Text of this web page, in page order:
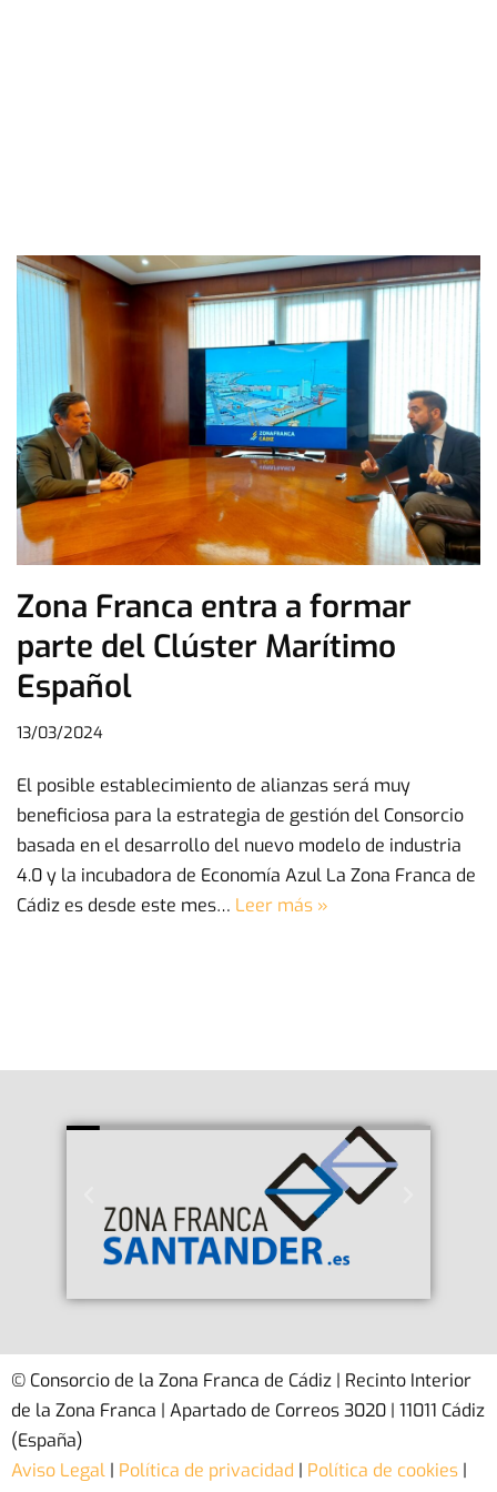
Zona Franca entra a formar
parte del Clúster Marítimo
Español
13/03/2024
El posible establecimiento de alianzas será muy
beneficiosa para la estrategia de gestión del Consorcio
basada en el desarrollo del nuevo modelo de industria
4.0 y la incubadora de Economía Azul La Zona Franca de
Cádiz es desde este mes… Leer más »
© Consorcio de la Zona Franca de Cádiz | Recinto Interior
de la Zona Franca | Apartado de Correos 3020 | 11011 Cádiz
(España)
Aviso Legal | Política de privacidad | Política de cookies |